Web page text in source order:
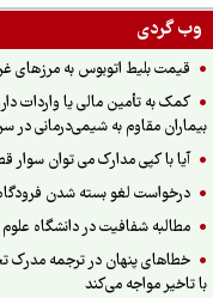
وب گردی
قیمت بلیط اتوبوس به
بیماران مقاوم به شیمی‌درمانی در
آیا با کپی مدارک می توان سوار
درخواست لغو بسته شدن
مطالبه شفافیت در دانشگاه
خطاهای پنهان در ترجمه مدرک
با تاخیر مواجه می‌کند